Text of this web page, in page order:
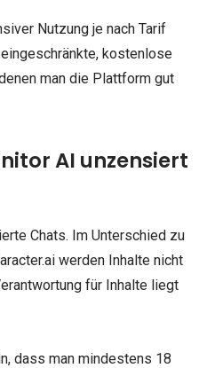
Nutzung je nach Tarif
kostenlose
man die Plattform gut
AI unzensiert
Chats. Im Unterschied zu
werden Inhalte nicht
für Inhalte liegt
dass man mindestens 18